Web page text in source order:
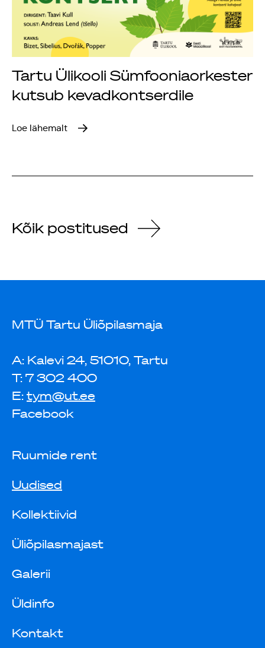
Tartu Ülikooli Sümfooniaorkester
kutsub kevadkontserdile
Loe lähemalt
Kõik postitused
MTÜ Tartu Üliõpilasmaja
A: Kalevi 24, 51010, Tartu
T: 7 302 400
E: tym@ut.ee
Facebook
Ruumide rent
Uudised
Kollektiivid
Üliõpilasmajast
Galerii
Üldinfo
Kontakt